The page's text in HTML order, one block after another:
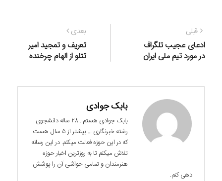
راهبری
نوشته
قبلی
قبلی:
ادعای عجیب تلگراف
در مورد تیم ملی ایران
بعدی
بعدی:
تعریف و تمجید امیر
تتلو از الهام چرخنده
بابک جوادی
بابک جوادی هستم . 28 ساله دانشجوی
رشته خبرنگاری ... بیشتر از 5 سال هست
که در این حوزه فعالت میکنم. در این رسانه
تلاش میکنم تا به روزترین اخبار حوزه
هنرمندان و تمامی حواشی آن را پوشش
دهی کنم.